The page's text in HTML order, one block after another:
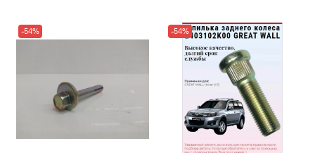
-54% -54%